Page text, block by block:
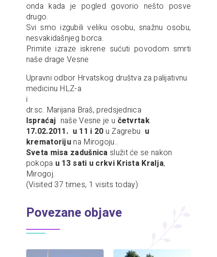
onda kada je pogled govorio nešto posve
drugo.
Svi smo izgubili veliku osobu, snažnu osobu,
nesvakidašnjeg borca.
Primite izraze iskrene sućuti povodom smrti
naše drage Vesne
Upravni odbor Hrvatskog društva za palijativnu
medicinu HLZ-a
i
dr.sc. Marijana Braš, predsjednica
Ispraćaj naše Vesne je u četvrtak
17.02.2011. u 11 i 20 u Zagrebu u
krematorijuna Mirogoju..
Sveta misa zadušnica služit će se nakon
pokopa u 13 sati u crkvi Krista Kralja,
Mirogoj.
(Visited 37 times, 1 visits today)
Povezane objave